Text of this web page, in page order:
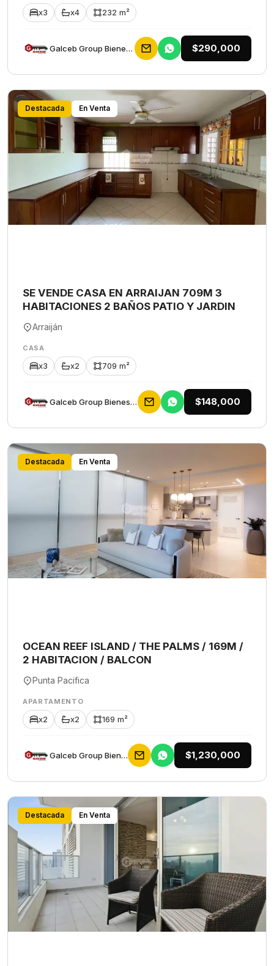
x3 x4 232 m²
Galceb Group Bienes Raices $290,000
Destacada En Venta
SE VENDE CASA EN ARRAIJAN 709M 3
HABITACIONES 2 BAÑOS PATIO Y JARDIN
Arraiján
CASA
x3 x2 709 m²
Galceb Group Bienes Raices $148,000
Destacada En Venta
OCEAN REEF ISLAND / THE PALMS / 169M /
2 HABITACION / BALCON
Punta Pacifica
APARTAMENTO
x2 x2 169 m²
Galceb Group Bienes Raices $1,230,000
Destacada En Venta